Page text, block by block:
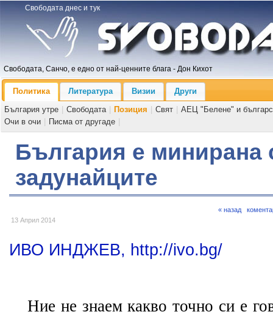
Свободата днес и тук
Свободата, Санчо, е едно от най-ценните блага - Дон Кихот
Политика Литература Визии
Други
България утре
Свободата Позиция Свят
АЕЦ "Белене" и
Очи в очи
Писма от другаде
България е минирана
задунайците
13 Април 2014
« назад
ИВО ИНДЖЕВ, http://ivo.bg/
Ние не знаем какво точно си е